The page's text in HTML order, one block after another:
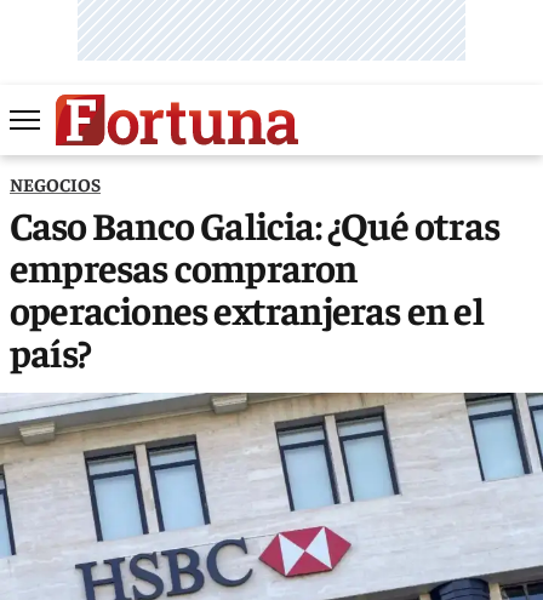
NEGOCIOS
Caso Banco Galicia: ¿Qué otras
empresas compraron
operaciones extranjeras en el
país?